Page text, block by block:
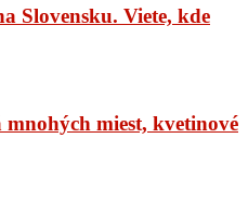
Slovensku. Viete, kde
mnohých miest, kvetinové